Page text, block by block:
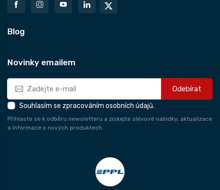
Blog
Novinky emailem
Odebírat
Souhlasím se zpracováním osobních údajů.
Přihlaste se k odběru newsletteru a získejte slevové nabídky, aktualizace
a informace o nových produktech.